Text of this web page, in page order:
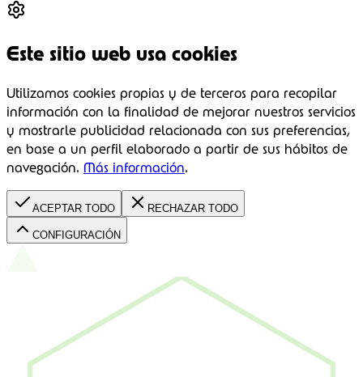
Este sitio web usa cookies
Utilizamos cookies propias y de terceros para recopilar
información con la finalidad de mejorar nuestros servicios
y mostrarle publicidad relacionada con sus preferencias,
en base a un perfil elaborado a partir de sus hábitos de
navegación. Más información.
ACEPTAR TODO RECHAZAR TODO
CONFIGURACIÓN